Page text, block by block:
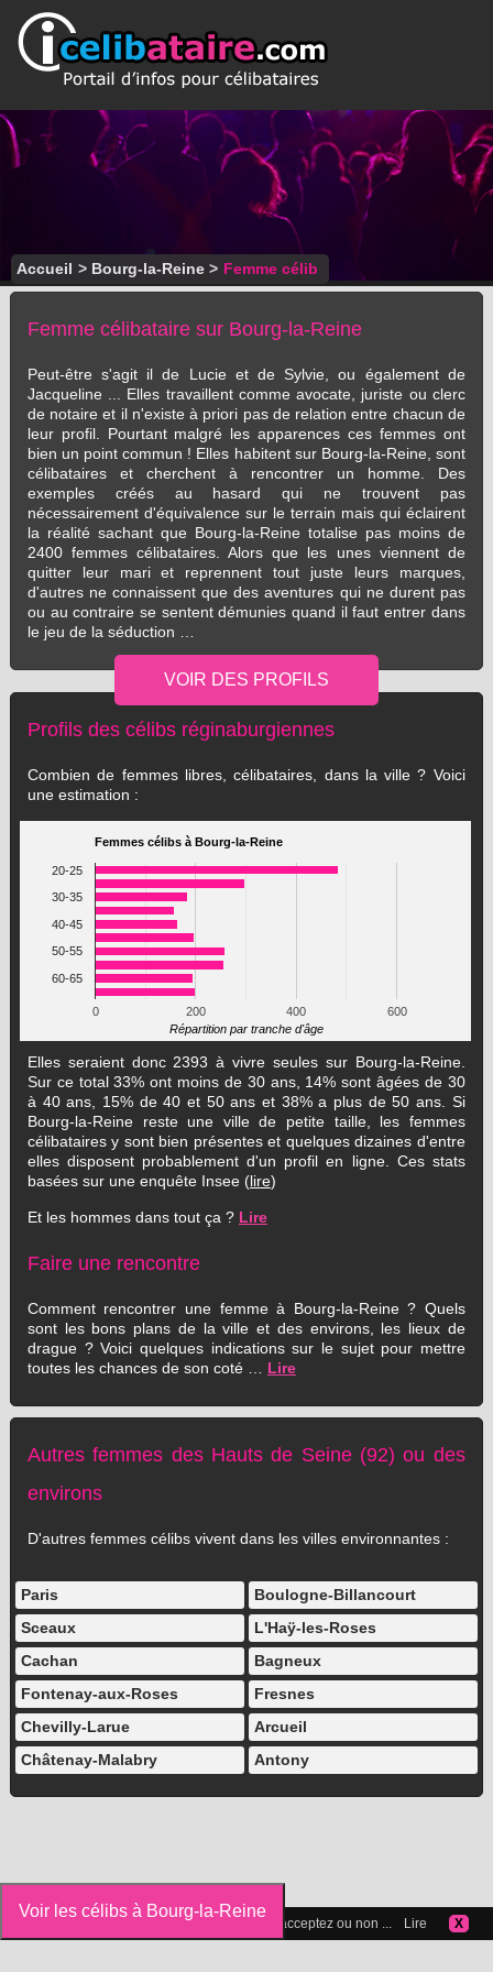
Accueil > Bourg-la-Reine> Femme célib
Femme célibataire sur Bourg-la-Reine
Peut-être s'agit il de Lucie et de Sylvie, ou également de
Jacqueline ... Elles travaillent comme avocate, juriste ou clerc
de notaire et il n'existe à priori pas de relation entre chacun de
leur profil. Pourtant malgré les apparences ces femmes ont
bien un point commun ! Elles habitent sur Bourg-la-Reine, sont
célibataires et cherchent à rencontrer un homme. Des
exemples créés au hasard qui ne trouvent pas
nécessairement d'équivalence sur le terrain mais qui éclairent
la réalité sachant que Bourg-la-Reine totalise pas moins de
2400 femmes célibataires. Alors que les unes viennent de
quitter leur mari et reprennent tout juste leurs marques,
d'autres ne connaissent que des aventures qui ne durent pas
ou au contraire se sentent démunies quand il faut entrer dans
le jeu de la séduction …
Profils des célibs réginaburgiennes
Combien de femmes libres, célibataires, dans la ville ? Voici
une estimation :
Femmes célibs à Bourg-la-Reine
0 200 400 600
20-25
30-35
40-45
50-55
60-65
Répartition par tranche d'âge
Elles seraient donc 2393 à vivre seules sur Bourg-la-Reine.
Sur ce total 33% ont moins de 30 ans, 14% sont âgées de 30
à 40 ans, 15% de 40 et 50 ans et 38% a plus de 50 ans. Si
Bourg-la-Reine reste une ville de petite taille, les femmes
célibataires y sont bien présentes et quelques dizaines d'entre
elles disposent probablement d'un profil en ligne. Ces stats
basées sur une enquête Insee (lire)
Et les hommes dans tout ça ? Lire
Faire une rencontre
Comment rencontrer une femme à Bourg-la-Reine ? Quels
sont les bons plans de la ville et des environs, les lieux de
drague ? Voici quelques indications sur le sujet pour mettre
toutes les chances de son coté … Lire
Autres femmes des Hauts de Seine (92) ou des
environs
D'autres femmes célibs vivent dans les villes environnantes :
Paris
Boulogne-Billancourt
Sceaux
L'Haÿ-les-Roses
Cachan
Bagneux
Fontenay-aux-Roses
Fresnes
Chevilly-Larue
Arcueil
Châtenay-Malabry
Antony
Voir les célibs à Bourg-la-Reine
Vous pouvez gérer les cookies que vous acceptez ou non ... Lire X